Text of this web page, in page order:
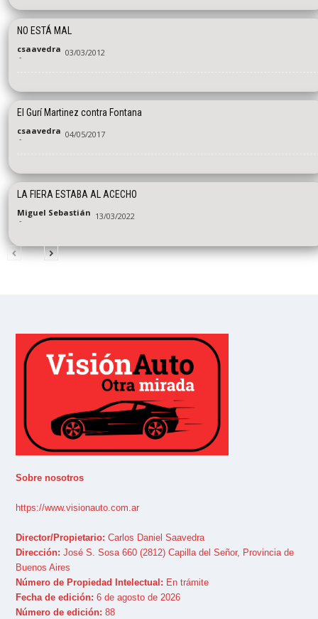
NO ESTÁ MAL
csaavedra
- 03/03/2012
El Gurí Martinez contra Fontana
csaavedra
- 04/05/2017
LA FIERA ESTABA AL ACECHO
Miguel Sebastián
- 13/03/2022
Sobre nosotros
https://www.visionauto.com.ar
Director/Propietario: Carlos Daniel Saavedra
Dirección: José S. Sosa 660 (2812) Capilla del Señor, Provincia de
Buenos Aires
Número de Propiedad Intelectual: En trámite
Fecha de edición: 6 de agosto de 2026
Número de edición: 88